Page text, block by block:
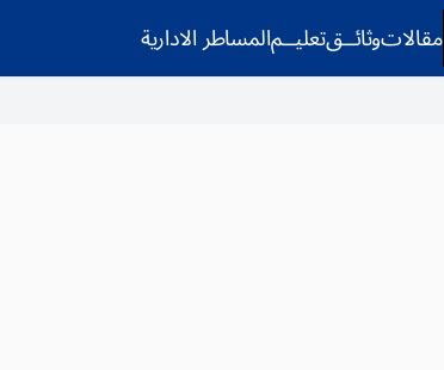
مقالاتوثائــقتعليــمالمساطر الادارية